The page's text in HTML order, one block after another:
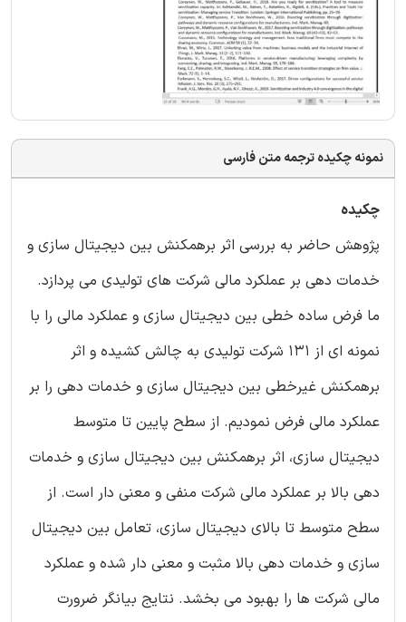
نمونه چکیده ترجمه متن فارسی
چکیده
پژوهش حاضر به بررسی اثر برهمکنش بین دیجیتال سازی و
خدمات دهی بر عملکرد مالی شرکت های تولیدی می پردازد.
ما فرض ساده خطی بین دیجیتال سازی و عملکرد مالی را با
نمونه ای از 131 شرکت تولیدی به چالش کشیده و اثر
برهمکنش غیرخطی بین دیجیتال سازی و خدمات دهی را بر
عملکرد مالی فرض نمودیم. از سطح پایین تا متوسط
دیجیتال سازی، اثر برهمکنش بین دیجیتال سازی و خدمات
دهی بالا بر عملکرد مالی شرکت منفی و معنی دار است. از
سطح متوسط تا بالای دیجیتال سازی، تعامل بین دیجیتال
سازی و خدمات دهی بالا مثبت و معنی دار شده و عملکرد
مالی شرکت ها را بهبود می بخشد. نتایج بیانگر ضرورت